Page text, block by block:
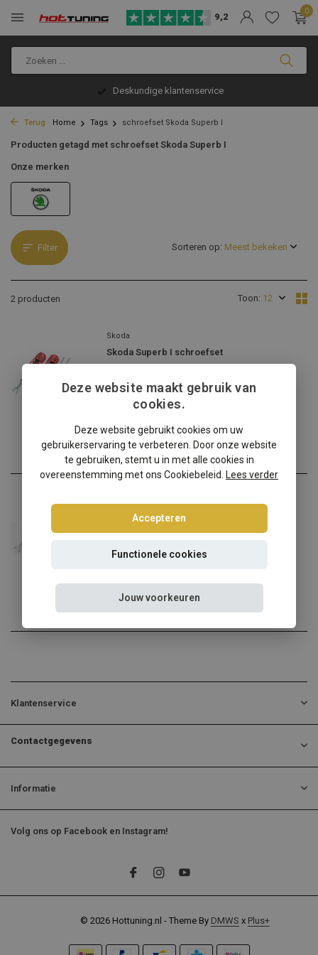
9,2
0
Deskundige klantenservice
Terug Home Tags schroefset Skoda Superb I
Producten getagd met schroefset Skoda Superb I
Onze merken
Filter
2 producten Toon:
Sorteren op:
Skoda
Skoda Superb I schroefset
€290,00
Skoda Superb 3U Tuning Art schroefset
Skoda Superb 3U verlagen ...
€258,95
Klantenservice
Contactgegevens
Informatie
Volg ons op Facebook en Instagram!
© 2026 Hottuning.nl - Theme By DMWS x Plus+
Deze website maakt gebruik van
cookies.
Deze website gebruikt cookies om uw
gebruikerservaring te verbeteren. Door onze website
te gebruiken, stemt u in met alle cookies in
overeenstemming met ons Cookiebeleid.
Lees verder
Accepteren
Functionele cookies
Jouw voorkeuren